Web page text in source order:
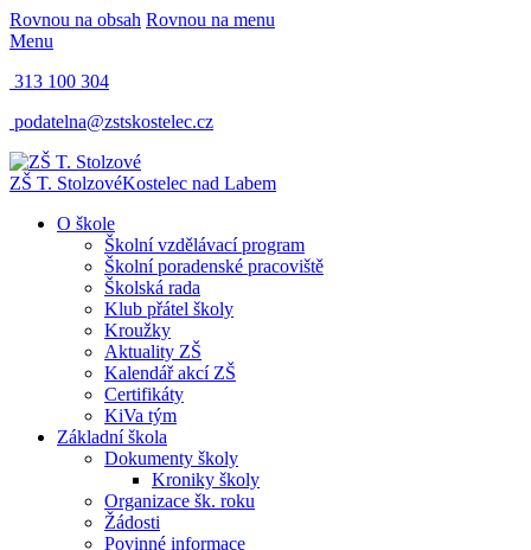
Rovnou na obsah Rovnou na menu
Menu
313 100 304
podatelna@zstskostelec.cz
ZŠ T. StolzovéKostelec nad Labem
O škole
Školní vzdělávací program
Školní poradenské pracoviště
Školská rada
Klub přátel školy
Kroužky
Aktuality ZŠ
Kalendář akcí ZŠ
Certifikáty
KiVa tým
Základní škola
Dokumenty školy
Kroniky školy
Organizace šk. roku
Žádosti
Povinné informace